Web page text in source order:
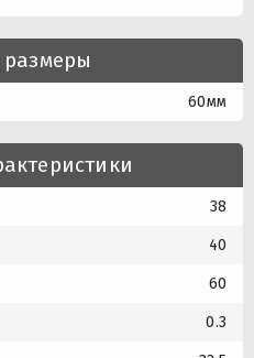
размеры
60мм
38
40
60
0.3